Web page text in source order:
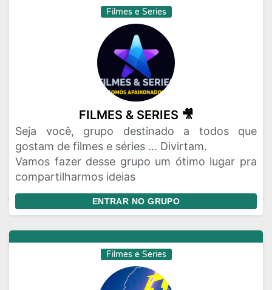
Filmes e Series
FILMES & SERIES 🎥
Seja você, grupo destinado a todos que
gostam de filmes e séries ... Divirtam.
Vamos fazer desse grupo um ótimo lugar pra
compartilharmos ideias
ENTRAR NO GRUPO
Filmes e Series